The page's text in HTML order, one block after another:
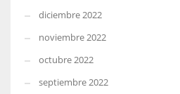
diciembre 2022
noviembre 2022
octubre 2022
septiembre 2022